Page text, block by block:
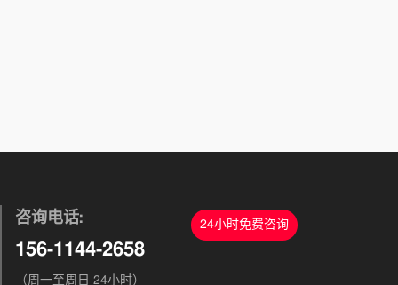
咨询电话:
156-1144-2658
（周一至周日 24小时）
24小时免费咨询